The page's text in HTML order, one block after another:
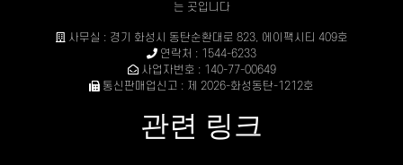
는 곳입니다
사무실 : 경기 화성시 동탄순환대로 823, 에이팩시티 409호
연락처 : 1544-6233
사업자번호 : 140-77-00649
통신판매업신고 : 제 2026-화성동탄-1212호
관련 링크